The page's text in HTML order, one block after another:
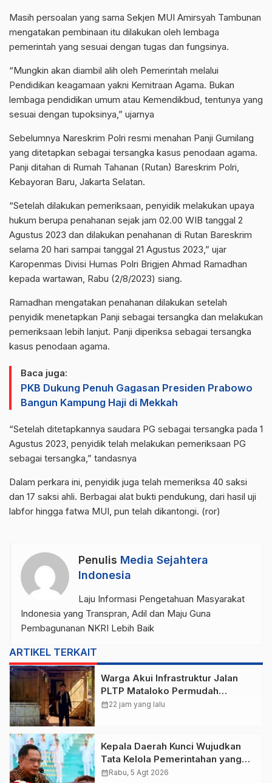
Masih persoalan yang sama Sekjen MUI Amirsyah Tambunan
mengatakan pembinaan itu dilakukan oleh lembaga
pemerintah yang sesuai dengan tugas dan fungsinya.
“Mungkin akan diambil alih oleh Pemerintah melalui
Pendidikan keagamaan yakni Kemitraan Agama. Bukan
lembaga pendidikan umum atau Kemendikbud, tentunya yang
sesuai dengan tupoksinya,” ujarnya
Sebelumnya Nareskrim Polri resmi menahan Panji Gumilang
yang ditetapkan sebagai tersangka kasus penodaan agama.
Panji ditahan di Rumah Tahanan (Rutan) Bareskrim Polri,
Kebayoran Baru, Jakarta Selatan.
“Setelah dilakukan pemeriksaan, penyidik melakukan upaya
hukum berupa penahanan sejak jam 02.00 WIB tanggal 2
Agustus 2023 dan dilakukan penahanan di Rutan Bareskrim
selama 20 hari sampai tanggal 21 Agustus 2023,” ujar
Karopenmas Divisi Humas Polri Brigjen Ahmad Ramadhan
kepada wartawan, Rabu (2/8/2023) siang.
Ramadhan mengatakan penahanan dilakukan setelah
penyidik menetapkan Panji sebagai tersangka dan melakukan
pemeriksaan lebih lanjut. Panji diperiksa sebagai tersangka
kasus penodaan agama.
Baca juga:
PKB Dukung Penuh Gagasan Presiden Prabowo
Bangun Kampung Haji di Mekkah
“Setelah ditetapkannya saudara PG sebagai tersangka pada 1
Agustus 2023, penyidik telah melakukan pemeriksaan PG
sebagai tersangka,” tandasnya
Dalam perkara ini, penyidik juga telah memeriksa 40 saksi
dan 17 saksi ahli. Berbagai alat bukti pendukung, dari hasil uji
labfor hingga fatwa MUI, pun telah dikantongi. (ror)
Penulis Media Sejahtera
Indonesia
Laju Informasi Pengetahuan Masyarakat
Indonesia yang Transpran, Adil dan Maju Guna
Pembagunanan NKRI Lebih Baik
ARTIKEL TERKAIT
Warga Akui Infrastruktur Jalan
PLTP Mataloko Permudah
Mobilitas Petani dan Dukung
calendar_month22 jam yang lalu
Kepala Daerah Kunci Wujudkan
Tata Kelola Pemerintahan yang
Bersih dan Akuntabel
calendar_monthRabu, 5 Agt 2026